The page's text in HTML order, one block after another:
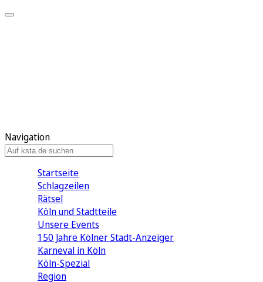
Navigation
Startseite
Schlagzeilen
Rätsel
Köln und Stadtteile
Unsere Events
150 Jahre Kölner Stadt-Anzeiger
Karneval in Köln
Köln-Spezial
Region